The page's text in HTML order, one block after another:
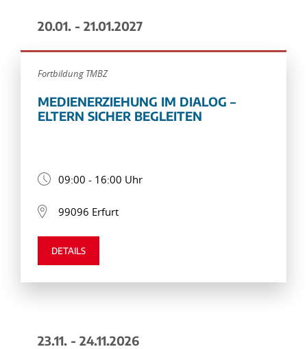
20.01. - 21.01.2027
Fortbildung TMBZ
MEDIENERZIEHUNG IM DIALOG –
ELTERN SICHER BEGLEITEN
09:00 - 16:00 Uhr
99096 Erfurt
DETAILS
23.11. - 24.11.2026